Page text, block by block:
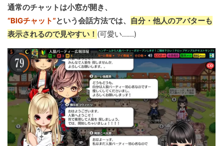
通常のチャットは小窓が開き、
“BIGチャット”という会話方法では、
自分・他人のアバターも
表示されるので見やすい！ (可愛い……)